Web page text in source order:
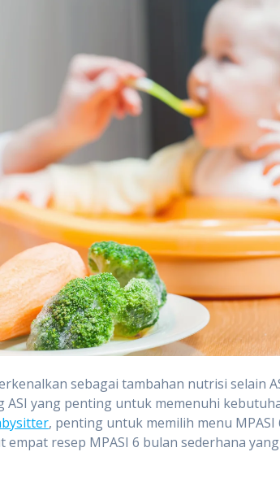
sebagai tambahan nutrisi selain
ASI yang penting untuk memenuhi
, penting untuk memilih menu
resep MPASI 6 bulan sederhana